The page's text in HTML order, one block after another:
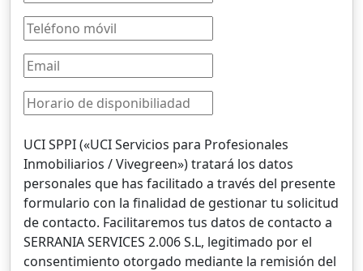
UCI SPPI («UCI Servicios para Profesionales
Inmobiliarios / Vivegreen») tratará los datos
personales que has facilitado a través del presente
formulario con la finalidad de gestionar tu solicitud
de contacto. Facilitaremos tus datos de contacto a
SERRANIA SERVICES 2.006 S.L, legitimado por el
consentimiento otorgado mediante la remisión del